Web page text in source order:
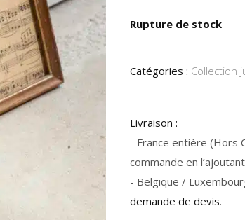
Rupture de stock
Catégories : Collection
Livraison :
- France entière (Hors
commande en
- Belgique /
demande de devis.